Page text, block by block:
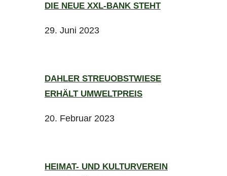
DIE NEUE XXL-BANK STEHT
29. Juni 2023
DAHLER STREUOBSTWIESE
ERHÄLT UMWELTPREIS
20. Februar 2023
HEIMAT- UND KULTURVEREIN